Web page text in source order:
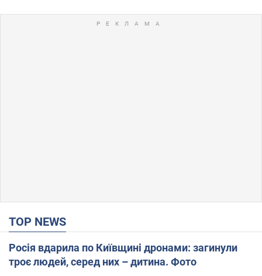
TOP NEWS
Росія вдарила по Київщині дронами: загинули
троє людей, серед них – дитина. Фото